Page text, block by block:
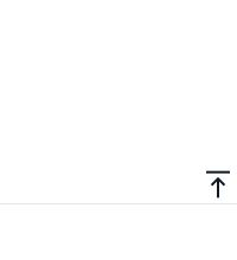
vertical_align_top